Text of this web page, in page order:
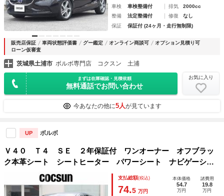
車検
車検整備付 排気
2000cc
整備
法定整備付 修復
なし
保証
保証付 (24ヶ月・走行無制限)
販売店保証 車両状態評価書 グー鑑定 オンライン商談可
オプション見積り可
ローン仮審査
茨城県土浦市 ボルボ専門店 コクスン 土浦
まずは在庫確認・見積依頼
無料通話でお問い合わせ
お気に入り
今あなたの他に5人が見ています
UP ボルボ
Ｖ４０ Ｔ４ ＳＥ ２年保証付 ワンオーナー オフブラッ
ク本革シート シートヒーター パワーシート ナビゲーショ
ン ドライブレコーダー １７インチアルミホイール アイド
リングストップ ＡＣＣ ＢＬＩＳ ＥＴＣ 禁煙車
支払総額(税込)
74.5 万円
本体価格
54.7
万円
諸費用
19.8
万円